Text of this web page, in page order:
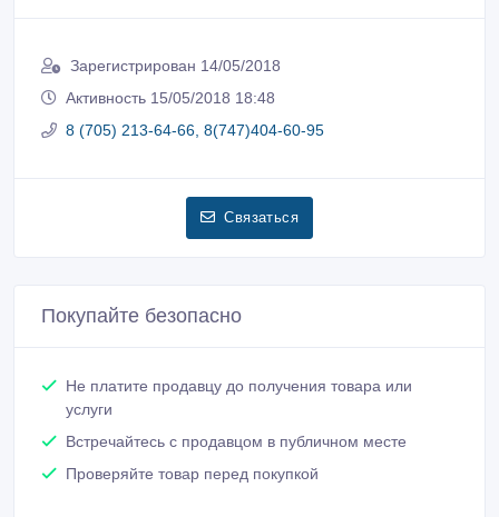
Зарегистрирован 14/05/2018
Активность 15/05/2018 18:48
8 (705) 213-64-66, 8(747)404-60-95
Связаться
Покупайте безопасно
Не платите продавцу до получения товара или
услуги
Встречайтесь с продавцом в публичном месте
Проверяйте товар перед покупкой